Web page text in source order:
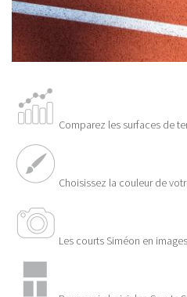
Comparez les surfaces de
Choisissez la couleur de
Les courts Siméon en images